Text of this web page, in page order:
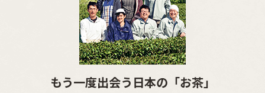
もう一度出会う日本の「お茶」